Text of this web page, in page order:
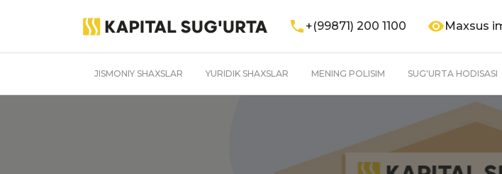
+(99871) 200 1100 Maxsus
JISMONIY SHAXSLAR YURIDIK SHAXSLAR MENING POLISIM SUG'URTA HODISASI